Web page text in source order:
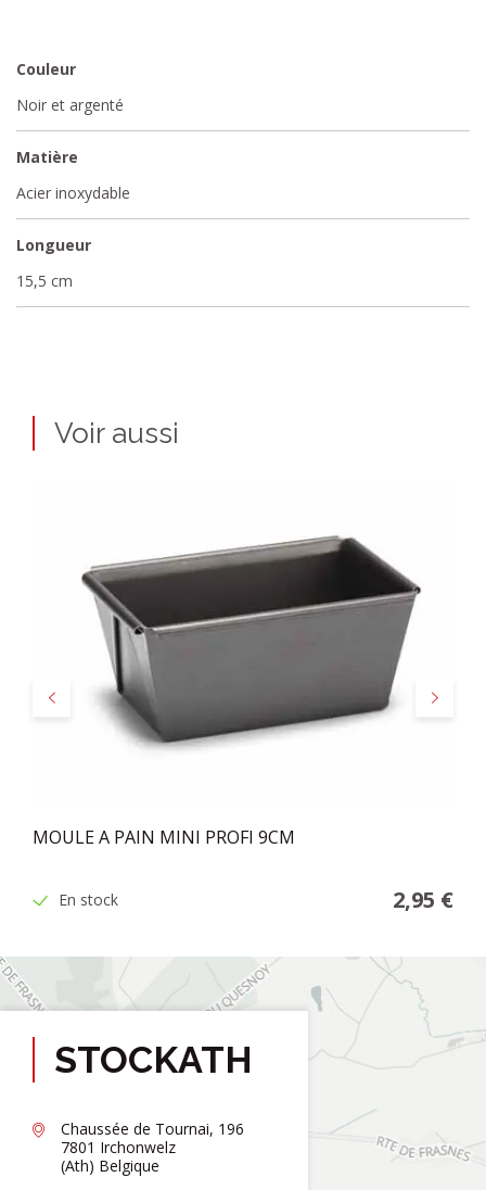
Couleur
Noir et argenté
Matière
Acier inoxydable
Longueur
15,5 cm
Voir aussi
Précédent Suivant
MOULE A PAIN MINI PROFI 9CM
En stock 2,95 €
STOCKATH
Chaussée de Tournai, 196
7801 Irchonwelz
(Ath) Belgique